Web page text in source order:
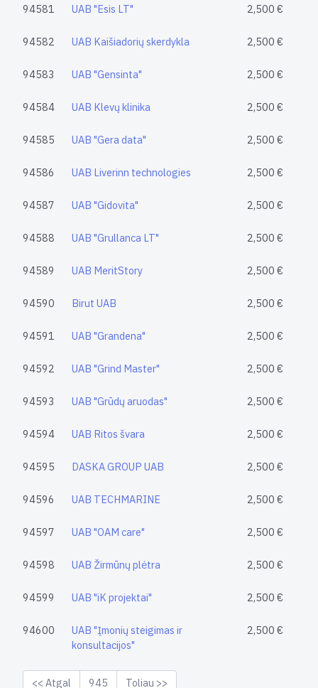
94581 UAB "Esis LT" 2,500 €
94582 UAB Kaišiadorių skerdykla 2,500 €
94583 UAB "Gensinta" 2,500 €
94584 UAB Klevų klinika 2,500 €
94585 UAB "Gera data" 2,500 €
94586 UAB Liverinn technologies 2,500 €
94587 UAB "Gidovita" 2,500 €
94588 UAB "Grullanca LT" 2,500 €
94589 UAB MeritStory 2,500 €
94590 Birut UAB 2,500 €
94591 UAB "Grandena" 2,500 €
94592 UAB "Grind Master" 2,500 €
94593 UAB "Grūdų aruodas" 2,500 €
94594 UAB Ritos švara 2,500 €
94595 DASKA GROUP UAB 2,500 €
94596 UAB TECHMARINE 2,500 €
94597 UAB "OAM care" 2,500 €
94598 UAB Žirmūnų plėtra 2,500 €
94599 UAB "iK projektai" 2,500 €
94600
UAB "Įmonių steigimas ir
konsultacijos"
2,500 €
<< Atgal 945 Toliau >>